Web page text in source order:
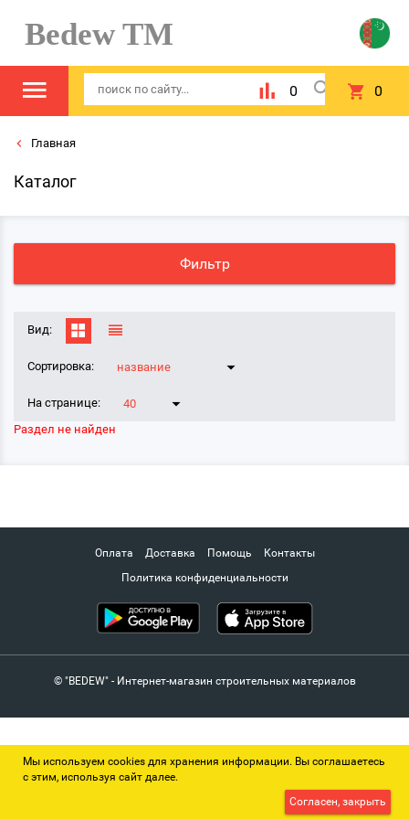
Bedew TM
0 0
Главная
Каталог
Фильтр
Вид:
Сортировка: название
На странице:
40
Раздел не найден
Оплата Доставка Помощь
Контакты
Политика конфиденциальности
© "BEDEW" - Интернет-магазин строительных материалов
Мы используем cookies для хранения информации. Вы соглашаетесь
с этим, используя сайт далее.
Согласен, закрыть